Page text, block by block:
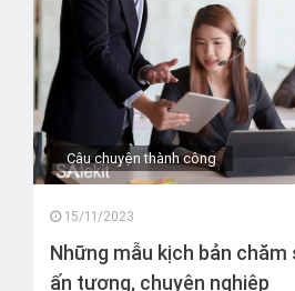
Câu chuyện thành công
15/11/2023
Những mẫu kịch bản
ấn tượng, chuyên nghiệp